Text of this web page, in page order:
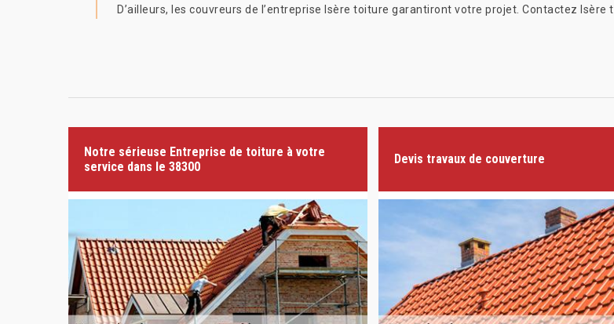
D’ailleurs, les couvreurs de l’entreprise Isère toiture garantiront votre projet. Contactez Isère
Notre sérieuse Entreprise de toiture à votre
service dans le 38300
Devis travaux de couverture